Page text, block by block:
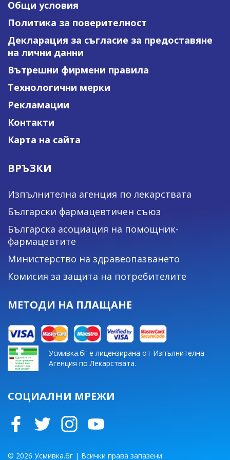
Общи условия
Политика за поверителност
Декларация за съгласие за предоставяне
на лични данни
Вътрешни фирмени правила
Технологични мерки
Рекламации
Контакти
Карта на сайта
© 2026 Усмивка.бг | Всички права запазени
ВРЪЗКИ
Изпълнителна агенция по лекарствата
Български фармацевтичен съюз
Българска асоциация на помощник-
фармацевтите
Министерство на здравеопазването
Комисия за защита на потребителите
МЕТОДИ НА ПЛАЩАНЕ
Усмивка.бг е лицензирана от Изпълнителна
Агенция по Лекарствата.
СОЦИАЛНИ МРЕЖИ